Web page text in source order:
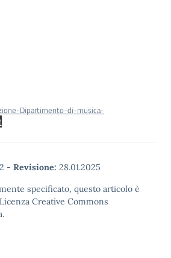
Dipartimento-di-musica-
- Revisione: 28.01.2025
specificato, questo articolo è
Creative Commons